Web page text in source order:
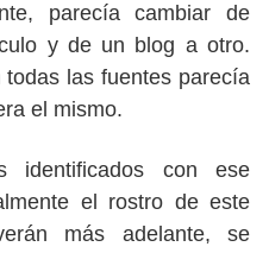
parecía cambiar de
y de un blog a otro.
las fuentes parecía
el mismo.
identificados con ese
el rostro de este
más adelante, se